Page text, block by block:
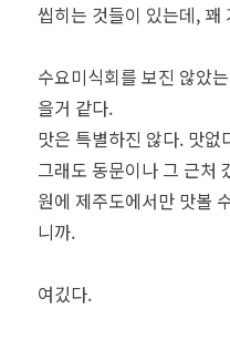
씹히는 것들이 있는데, 꽤
수요미식회를 보진 않았
을거 같다.
맛은 특별하진 않다. 맛
그래도 동문이나 그 근처
원에 제주도에서만 맛볼
니까.
여깄다.